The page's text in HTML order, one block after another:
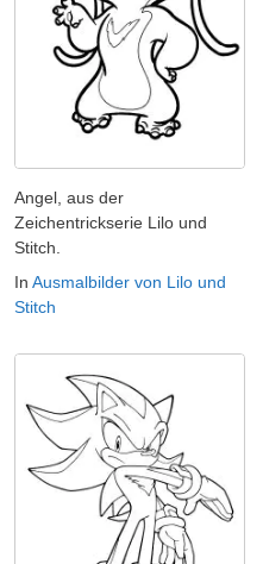
Angel, aus der
Zeichentrickserie Lilo und
Stitch.
In Ausmalbilder von Lilo und
Stitch